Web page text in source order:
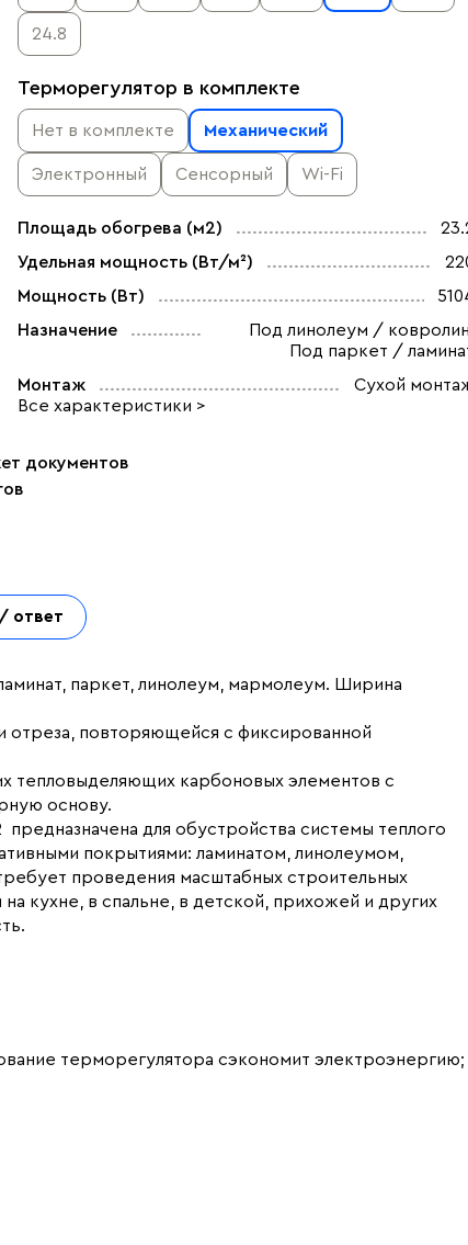
24.8
Терморегулятор в комплекте
Нет в комплекте Механический
Электронный Сенсорный Wi-Fi
Площадь обогрева (м2)
Удельная мощность (Вт/м²)
Мощность (Вт)
Назначение
Под линолеум / ковролин,
Под паркет /
Монтаж
Сухой
Все характеристики >
документов
ответ
паркет, линолеум, мармолеум. Ширина
отреза, повторяющейся с фиксированной
тепловыделяющих карбоновых элементов с
основу.
для обустройства системы теплого
покрытиями: ламинатом, линолеумом,
проведения масштабных строительных
кухне, в спальне, в детской, прихожей и других
терморегулятора сэкономит электроэнергию;